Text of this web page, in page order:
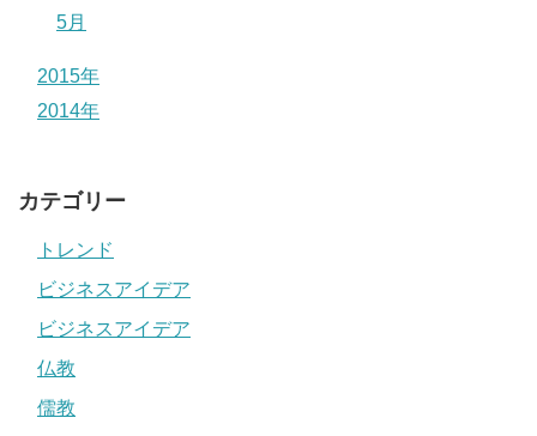
5月
2015年
2014年
カテゴリー
トレンド
ビジネスアイデア
ビジネスアイデア
仏教
儒教